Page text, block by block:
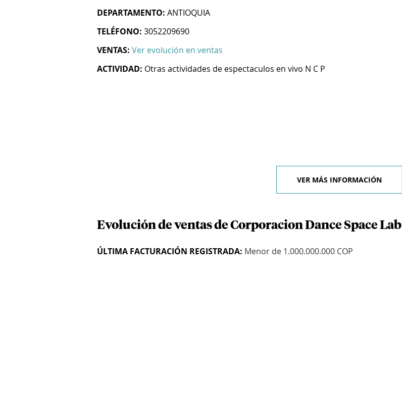
DEPARTAMENTO: ANTIOQUIA
TELÉFONO: 3052209690
VENTAS: Ver evolución en ventas
ACTIVIDAD: Otras actividades de espectaculos en vivo N C P
VER MÁS INFORMACIÓN
Evolución de ventas de Corporacion Dance Space Lab
ÚLTIMA FACTURACIÓN REGISTRADA: Menor de 1.000.000.000 COP